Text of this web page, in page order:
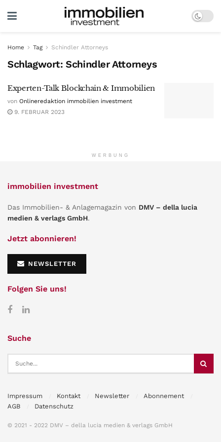
Home Tag Schindler Attorneys
Schlagwort:Schindler Attorneys
Experten-Talk Blockchain & Immobilien
von Onlineredaktion immobilien investment
9. FEBRUAR 2023
WERBUNG
immobilien investment
Das Immobilien- & Anlagemagazin von DMV – della lucia
medien & verlags GmbH.
Jetzt abonnieren!
NEWSLETTER
Folgen Sie uns!
Suche
Impressum Kontakt Newsletter
Abonnement
AGB
Datenschutz
© 2021 - 2022 DMV – della lucia medien & verlags GmbH